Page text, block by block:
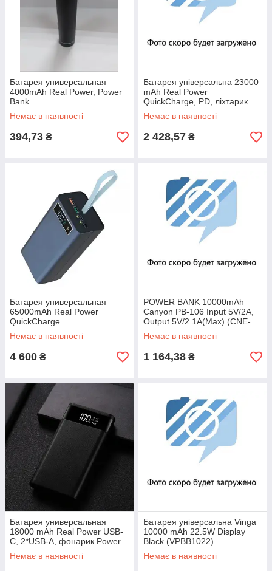
Батарея универсальная
4000mAh Real Power, Power
Bank
Немає в наявності
394,73 ₴
Батарея універсальна 23000
mAh Real Power
QuickCharge, PD, ліхтарик
Power Bank
Немає в наявності
2 428,57 ₴
Батарея универсальная
65000mAh Real Power
QuickCharge
Немає в наявності
4 600 ₴
POWER BANK 10000mAh
Canyon PB-106 Input 5V/2A,
Output 5V/2.1A(Max) (CNE-
CPB1006B)
Немає в наявності
1 164,38 ₴
Батарея универсальная
18000 mAh Real Power USB-
C, 2*USB-A, фонарик Power
Bank
Немає в наявності
Батарея універсальна Vinga
10000 mAh 22.5W Display
Black (VPBB1022)
Немає в наявності